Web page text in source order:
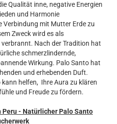
Qualität inne, negative Energien
und Harmonie
Verbindung mit Mutter Erde zu
Zweck wird es als
Nach der Tradition hat
schmerzlindernde,
Wirkung. Palo Santo hat
und erhebenden Duft.
helfen, Ihre Aura zu klären
und Freude zu fördern.
- Natürlicher Palo Santo